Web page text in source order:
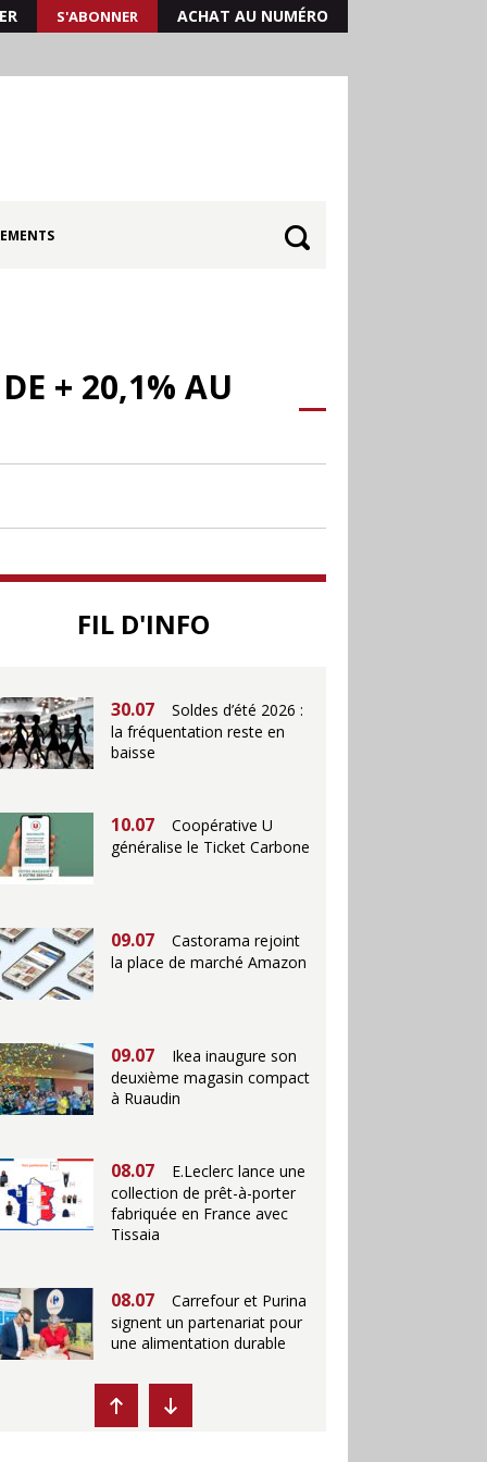
S'ABONNER ACHAT AU NUMÉRO
+ 20,1% AU
FIL D'INFO
30.06
Canicule : les
soutenir le commerce
magasin à La Défense
30.07
Soldes d’été 2026 :
la fréquentation reste en
baisse
10.07
Coopérative U
généralise le Ticket Carbone
09.07
Castorama rejoint
la place de marché Amazon
09.07
Ikea inaugure son
deuxième magasin compact
à Ruaudin
08.07
E.Leclerc lance une
collection de prêt-à-porter
fabriquée en France avec
Tissaia
08.07
Carrefour et Purina
signent un partenariat pour
une alimentation durable
07.07
Ikea propose des